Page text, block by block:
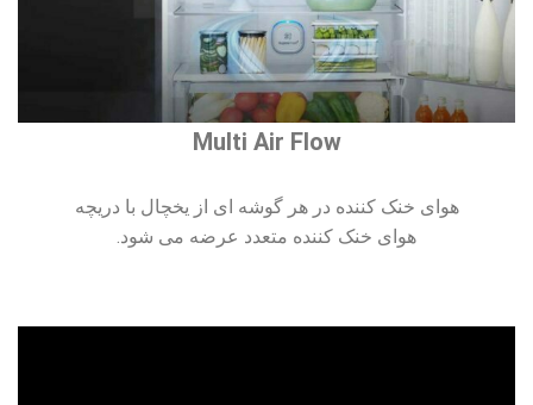
Multi Air Flow
هوای خنک کننده در هر گوشه ای از یخچال با دریچه
هوای خنک کننده متعدد عرضه می شود.